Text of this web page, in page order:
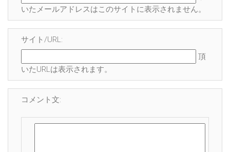
いたメールアドレスはこのサイトに表示されません。
サイト/URL:
頂
いたURLは表示されます。
コメント文: